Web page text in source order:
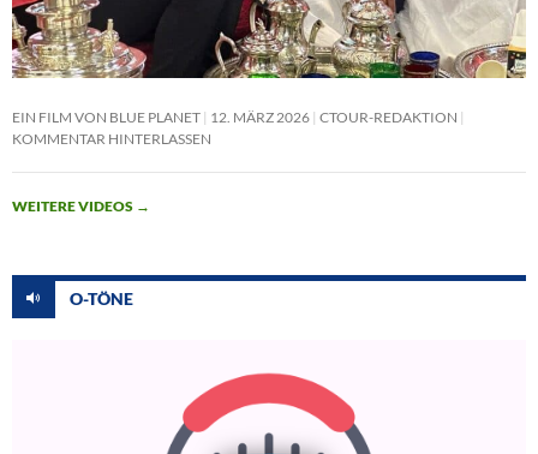
EIN FILM VON BLUE PLANET 12. MÄRZ 2026 CTOUR-REDAKTION
KOMMENTAR HINTERLASSEN
WEITERE VIDEOS →
O-TÖNE